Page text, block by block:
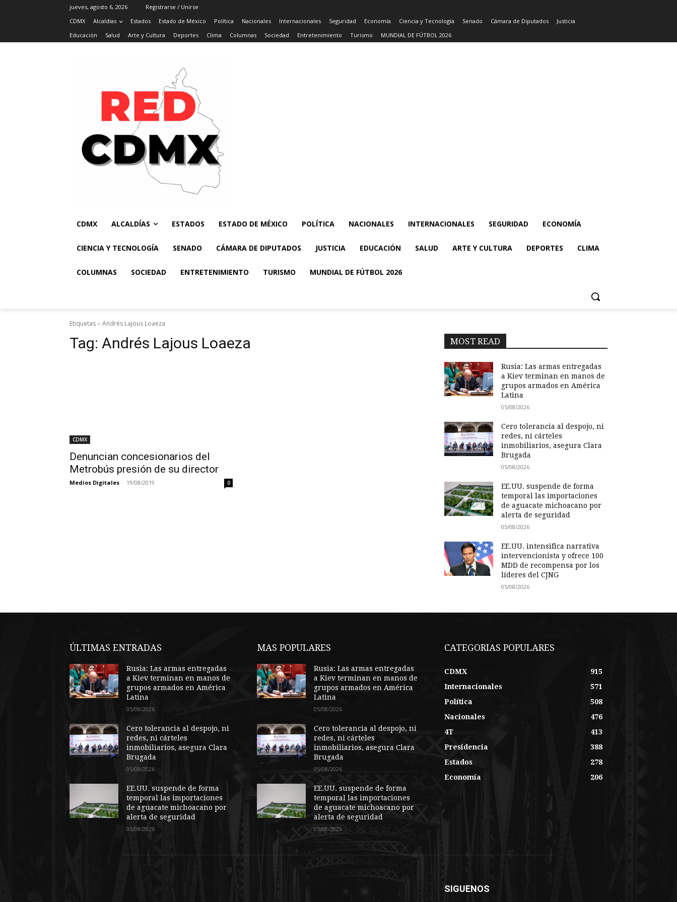
jueves, agosto 6, 2026
Registrarse / Unirse
CDMX
Alcaldías Estados Estado de México Política Nacionales Internacionales Seguridad Economía Ciencia y Tecnología Senado Cámara de Diputados
Justicia
Educación
Salud Arte y Cultura Deportes Clima Columnas Sociedad Entretenimiento Turismo MUNDIAL DE FÚTBOL 2026
CDMX ALCALDÍAS ESTADOS ESTADO DE MÉXICO POLÍTICA NACIONALES INTERNACIONALES SEGURIDAD ECONOMÍA
CIENCIA Y TECNOLOGÍA SENADO CÁMARA DE DIPUTADOS JUSTICIA EDUCACIÓN SALUD ARTE Y CULTURA DEPORTES CLIMA
COLUMNAS SOCIEDAD ENTRETENIMIENTO TURISMO MUNDIAL DE FÚTBOL 2026
Etiquetas Andrés Lajous Loaeza
Tag: Andrés Lajous Loaeza
CDMX
Denuncian concesionarios del
Metrobús presión de su director
Medios Digitales - 19/08/2019 0
MOST READ
Rusia: Las armas entregadas
a Kiev terminan en manos de
grupos armados en América
Latina
05/08/2026
Cero tolerancia al despojo, ni
redes, ni cárteles
inmobiliarios, asegura Clara
Brugada
05/08/2026
EE.UU. suspende de forma
temporal las importaciones
de aguacate michoacano por
alerta de seguridad
05/08/2026
EE.UU. intensifica narrativa
intervencionista y ofrece 100
MDD de recompensa por los
líderes del CJNG
05/08/2026
ÚLTIMAS ENTRADAS
Rusia: Las armas entregadas
a Kiev terminan en manos de
grupos armados en América
Latina
05/08/2026
Cero tolerancia al despojo, ni
redes, ni cárteles
inmobiliarios, asegura Clara
Brugada
05/08/2026
EE.UU. suspende de forma
temporal las importaciones
de aguacate michoacano por
alerta de seguridad
05/08/2026
MAS POPULARES
Rusia: Las armas entregadas
a Kiev terminan en manos de
grupos armados en América
Latina
05/08/2026
Cero tolerancia al despojo, ni
redes, ni cárteles
inmobiliarios, asegura Clara
Brugada
05/08/2026
EE.UU. suspende de forma
temporal las importaciones
de aguacate michoacano por
alerta de seguridad
05/08/2026
CATEGORIAS POPULARES
CDMX
915
Internacionales
571
Política
508
Nacionales
476
4T
413
Presidencia
388
Estados
278
Economía
206
SIGUENOS